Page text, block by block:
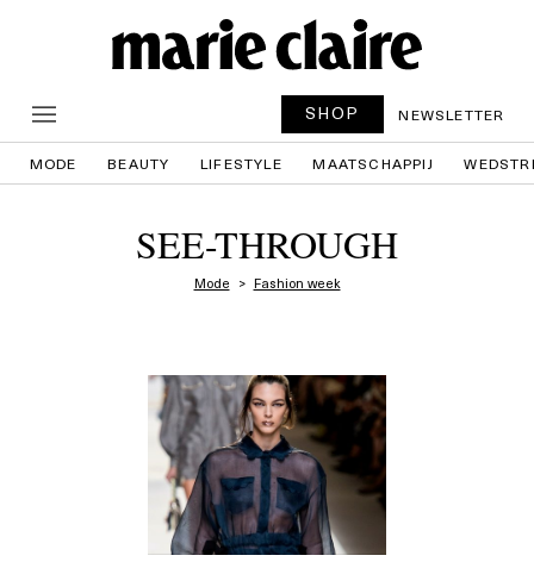
SHOP NEWSLETTER
MODE BEAUTY LIFESTYLE MAATSCHAPPIJ
SEE-THROUGH
Mode Fashion week